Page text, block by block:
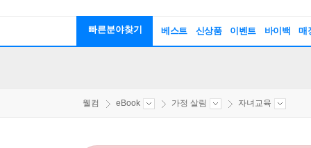
빠른분야찾기 베스트 신상품 이벤트 바이백 매
웰컴 eBook 가정 살림 자녀교육